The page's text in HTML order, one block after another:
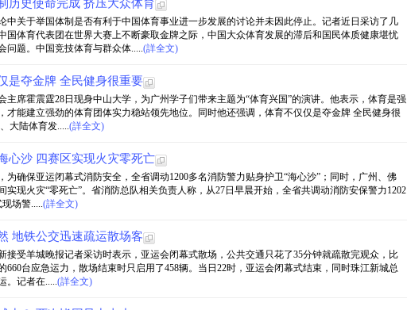
历史使命完成 挤压大众体育
中关于举国体制是否有利于中国体育事业进一步发展的讨论并未因此停止。记者近日采访了几
国体育代表团在世界大赛上不断豪取金牌之际，中国大众体育发展的滞后和国民体质健康堪忧
问题。中国竞技体育与群众体.....(詳全文)
是夺金牌 全民健身很重要
主席霍震霆28日现身中山大学，为广州学子们带来主题为“体育兴国”的演讲。他表示，体育是强
才能建立强劲的体育团体实力稳站领先地位。同时他还强调，体育不仅仅是夺金牌 全民健身很
大陆体育发.....(詳全文)
心沙 四赛区实现火灾零死亡
为确保亚运闭幕式消防安全，全省调动1200多名消防警力贴身护卫“海心沙”；同时，广州、佛
实现火灾“零死亡”。省消防总队相关负责人称，从27日早晨开始，全省共调动消防安保警力1202
场警.....(詳全文)
地铁公交迅速疏运散场客
接受羊城晚报记者采访时表示，亚运会闭幕式散场，公共交通只花了35分钟就疏散完观众，比
660台应急运力，散场结束时只启用了458辆。当日22时，亚运会闭幕式结束，同时珠江新城总
。记者在.....(詳全文)